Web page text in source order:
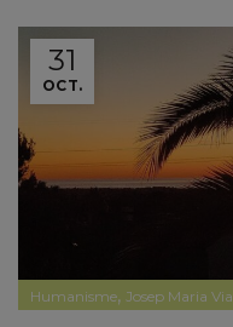
31
OCT.
Humanisme, Josep Maria Via